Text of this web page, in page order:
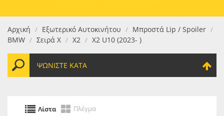
Αρχική / Εξωτερικό Αυτοκινήτου / Μπροστά Lip / Spoiler /
BMW / Σειρά X / X2 / X2 U10 (2023- )
ΨΩΝΊΣΤΕ ΚΑΤΆ
Λίστα Πλέγμα